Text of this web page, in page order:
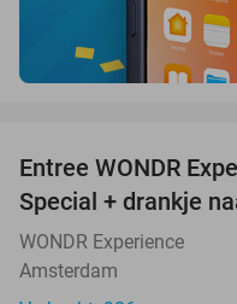
Entree WONDR
Special + drankje
WONDR Experience
Amsterdam